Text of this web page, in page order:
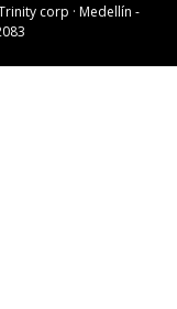
corp · Medellín -